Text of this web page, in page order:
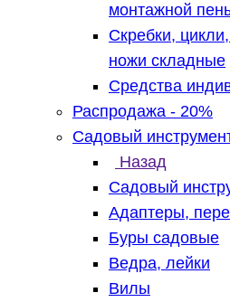
монтажной
Скребки,
ножи складные
Средства
Распродажа - 20%
Садовый
Назад
Садовый
Адаптеры,
Буры садовые
Ведра, лейки
Вилы